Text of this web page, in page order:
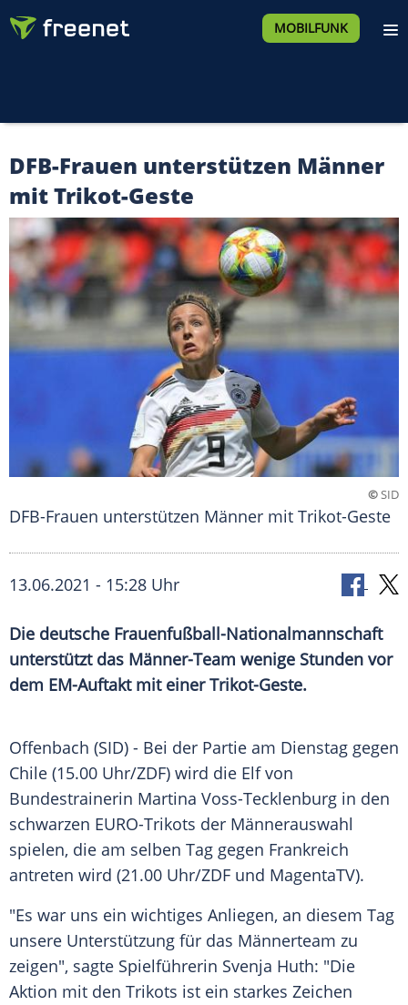
MOBILFUNK
DFB-Frauen unterstützen Männer
mit Trikot-Geste
©SID
DFB-Frauen unterstützen Männer mit Trikot-Geste
13.06.2021 - 15:28 Uhr
Die deutsche Frauenfußball-Nationalmannschaft
unterstützt das Männer-Team wenige Stunden vor
dem EM-Auftakt mit einer Trikot-Geste.
Offenbach (SID) - Bei der Partie am Dienstag gegen
Chile (15.00 Uhr/ZDF) wird die Elf von
Bundestrainerin Martina Voss-Tecklenburg in den
schwarzen EURO-Trikots der Männerauswahl
spielen, die am selben Tag gegen Frankreich
antreten wird (21.00 Uhr/ZDF und MagentaTV).
"Es war uns ein wichtiges Anliegen, an diesem Tag
unsere Unterstützung für das Männerteam zu
zeigen", sagte Spielführerin Svenja Huth: "Die
Aktion mit den Trikots ist ein starkes Zeichen